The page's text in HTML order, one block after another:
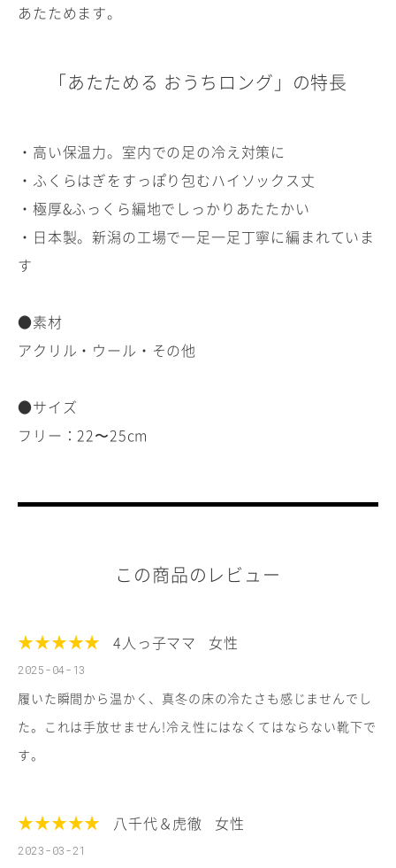
あたためます。
「あたためる おうちロング」の特長
・高い保温力。室内での足の冷え対策に
・ふくらはぎをすっぽり包むハイソックス丈
・極厚&ふっくら編地でしっかりあたたかい
・日本製。新潟の工場で一足一足丁寧に編まれていま
す
●素材
アクリル・ウール・その他
●サイズ
フリー：22〜25cm
この商品のレビュー
★★★★★ 4人っ子ママ 女性
2025-04-13
履いた瞬間から温かく、真冬の床の冷たさも感じませんでし
た。これは手放せません!冷え性にはなくてはならない靴下で
す。
★★★★★ 八千代＆虎徹 女性
2023-03-21